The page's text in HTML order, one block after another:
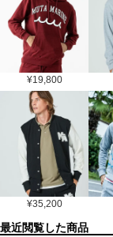
¥19,800
¥35,200
最近閲覧した商品